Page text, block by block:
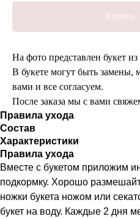
На фото представлен букет из
В букете могут быть замены,
вами и все согласуем.
После заказа мы с вами
Правила ухода
Состав
Характеристики
Правила ухода
Вместе с букетом приложим
подкормку. Хорошо
ножки букета ножом или
букет на воду. Каждые 2 дня